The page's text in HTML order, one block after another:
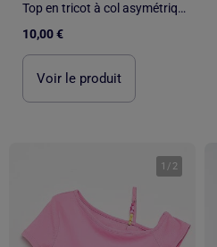
Top en tricot à col asymétrique
10,00 €
Voir le produit
1 / 2